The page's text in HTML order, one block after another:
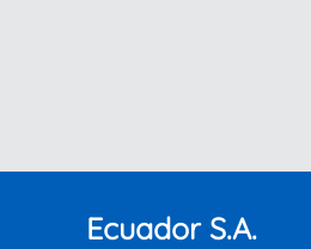
Ecuador S.A.